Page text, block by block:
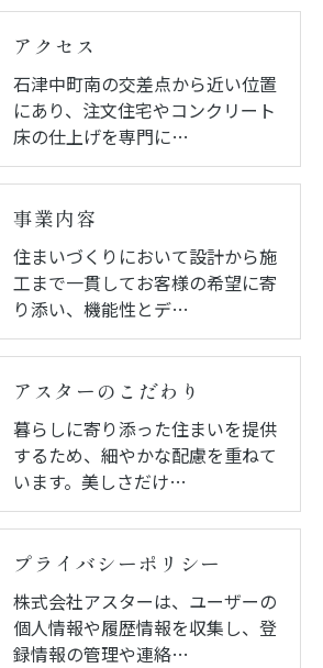
アクセス
石津中町南の交差点から近い位置
にあり、注文住宅やコンクリート
床の仕上げを専門に…
事業内容
住まいづくりにおいて設計から施
工まで一貫してお客様の希望に寄
り添い、機能性とデ…
アスターのこだわり
暮らしに寄り添った住まいを提供
するため、細やかな配慮を重ねて
います。美しさだけ…
プライバシーポリシー
株式会社アスターは、ユーザーの
個人情報や履歴情報を収集し、登
録情報の管理や連絡…